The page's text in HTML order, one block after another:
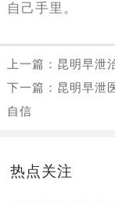
自己手里。
上一篇： 昆明早泄
下一篇： 昆明早泄
自信
热点关注